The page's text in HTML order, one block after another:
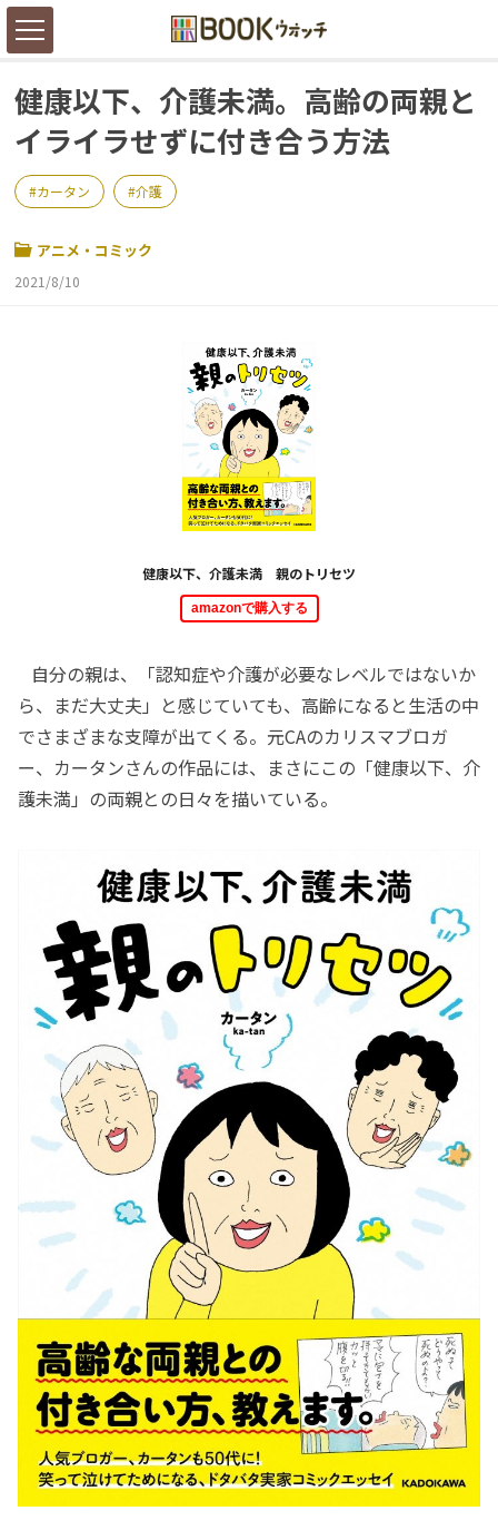
健康以下、介護未満。高齢の両親と
イライラせずに付き合う方法
カータン 介護
アニメ・コミック
2021/8/10
健康以下、介護未満 親のトリセツ
amazonで購入する
自分の親は、「認知症や介護が必要なレベルではないか
ら、まだ大丈夫」と感じていても、高齢になると生活の中
でさまざまな支障が出てくる。元CAのカリスマブロガ
ー、カータンさんの作品には、まさにこの「健康以下、介
護未満」の両親との日々を描いている。